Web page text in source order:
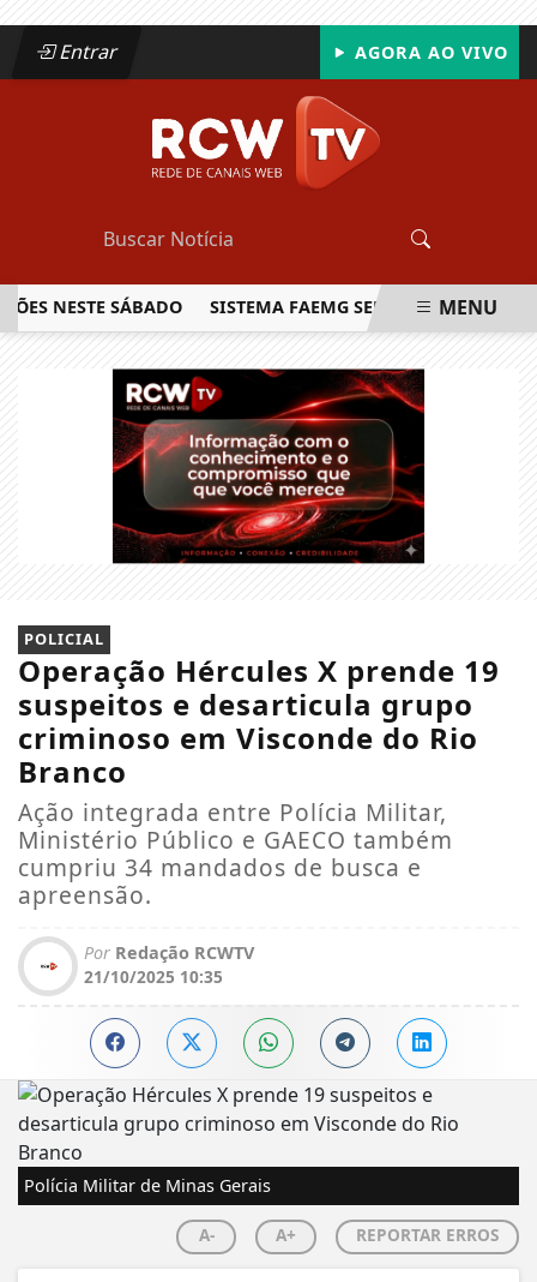
Entrar AGORA AO VIVO
SÁBADO SISTEMA FAEMG SENAR LANÇA OMENU
POLICIAL
Operação Hércules X prende 19
suspeitos e desarticula grupo
criminoso em Visconde do Rio
Branco
Ação integrada entre Polícia Militar,
Ministério Público e GAECO também
cumpriu 34 mandados de busca e
apreensão.
Por Redação RCWTV
21/10/2025 10:35
Polícia Militar de Minas Gerais
A- A+ REPORTAR ERROS